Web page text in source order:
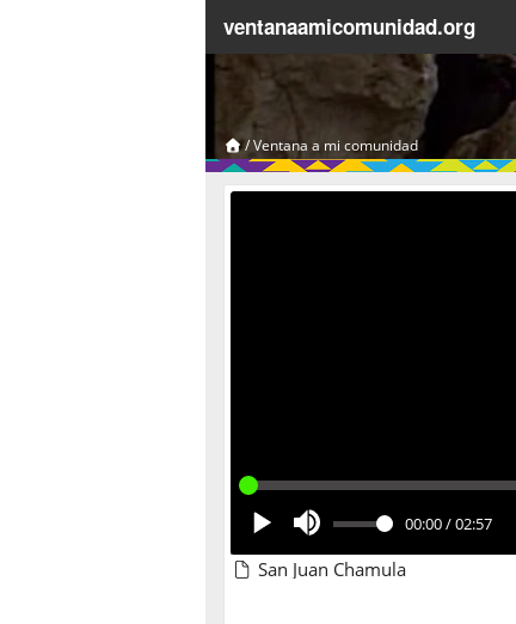
ventanaamicomunidad.org
/Ventana a mi comunidad
00:00/02:57
San Juan Chamula